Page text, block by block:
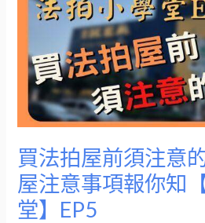
買法拍屋前須注意
屋注意事項報你知
堂】EP5
前
須
注
意
5
件
事！